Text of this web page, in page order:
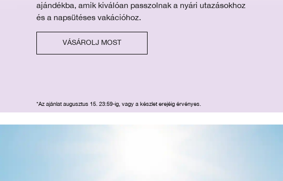
ajándékba, amik kiválóan passzolnak a nyári utazásokhoz
és a napsütéses vakációhoz.
VÁSÁROLJ MOST
*Az ajánlat augusztus 15. 23:59-ig, vagy a készlet erejéig érvényes.